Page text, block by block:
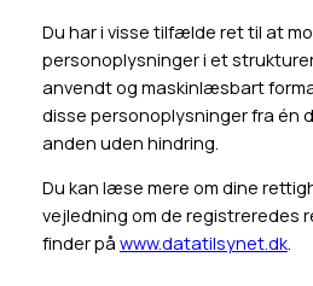
Du har i visse tilfælde ret til at
personoplysninger i et
anvendt og maskinlæsbart
disse personoplysninger fra én
anden uden hindring.
Du kan læse mere om dine
vejledning om de registreredes
finder på www.datatilsynet.dk.